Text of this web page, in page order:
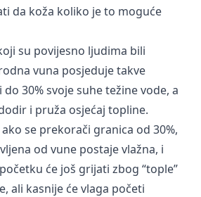
da koža koliko je to moguće
su povijesno ljudima bili
vuna posjeduje takve
30% svoje suhe težine vode, a
i pruža osjećaj topline.
se prekorači granica od 30%,
od vune postaje vlažna, i
će još grijati zbog “tople”
ali kasnije će vlaga početi